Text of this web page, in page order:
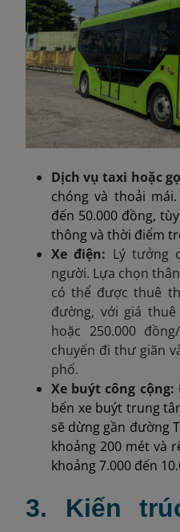
Dịch vụ taxi hoặc
chóng và thoải
đến 50.000 đồng,
thông và thời điểm
Xe điện: Lý tưởng
người. Lựa chọn
có thể được thuê
đường, với giá thuê
hoặc 250.000
chuyến đi thư giãn
phố.
Xe buýt công cộng:
bến xe buýt trung
sẽ dừng gần đường
khoảng 200 mét và
khoảng 7.000 đến
3. Kiến